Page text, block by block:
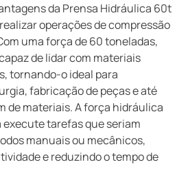
da Prensa Hidráulica 60t
operações de compressão
uma força de 60 toneladas,
de lidar com materiais
tornando-o ideal para
fabricação de peças e até
de materiais. A força hidráulica
execute tarefas que seriam
manuais ou mecânicos,
e reduzindo o tempo de